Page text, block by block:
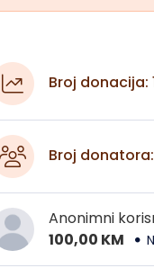
Broj donacija:
Broj donatora:
Anonimni
100,00 KM